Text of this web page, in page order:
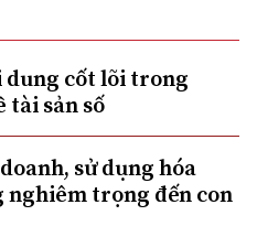
dung cốt lõi trong
tài sản số
sử dụng hóa
nghiêm trọng đến con